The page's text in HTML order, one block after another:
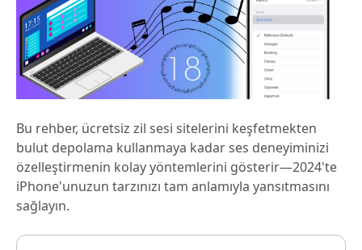
Bu rehber, ücretsiz zil sesi sitelerini keşfetmekten
bulut depolama kullanmaya kadar ses deneyiminizi
özelleştirmenin kolay yöntemlerini gösterir—2024'te
iPhone'unuzun tarzınızı tam anlamıyla yansıtmasını
sağlayın.